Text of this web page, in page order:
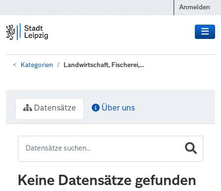
Anmelden
Kategorien Landwirtschaft, Fischerei,...
Datensätze Über uns
Keine Datensätze gefunden